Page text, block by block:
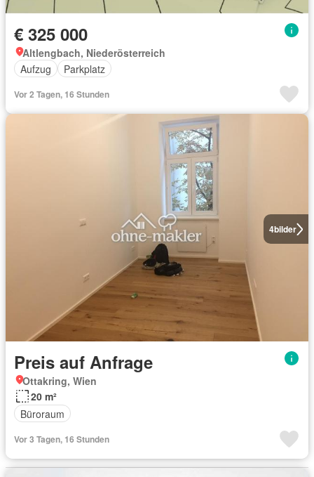
€ 325 000
Altlengbach, Niederösterreich
Aufzug
Parkplatz
Vor 2 Tagen, 16 Stunden
4bilder
Preis auf Anfrage
Ottakring, Wien
20 m²
Büroraum
Vor 3 Tagen, 16 Stunden